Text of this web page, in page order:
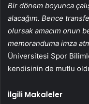
Bir dönem boyunca
alacağım. Bence
olursak amacım onun
memoranduma imza
Üniversitesi Spor
kendisinin de mutlu
İlgili Makaleler